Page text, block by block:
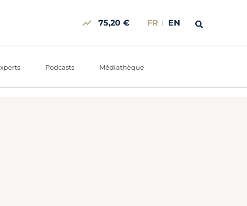
75,20 € FR EN
Podcasts Médiathèque